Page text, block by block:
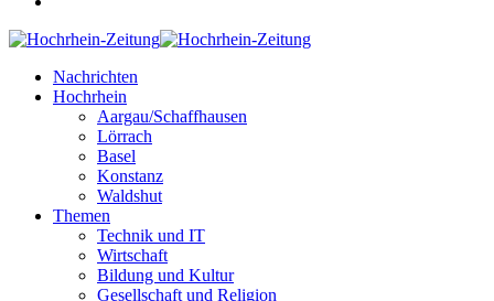
Nachrichten
Hochrhein
Aargau/Schaffhausen
Lörrach
Basel
Konstanz
Waldshut
Themen
Technik und IT
Wirtschaft
Bildung und Kultur
Gesellschaft und Religion